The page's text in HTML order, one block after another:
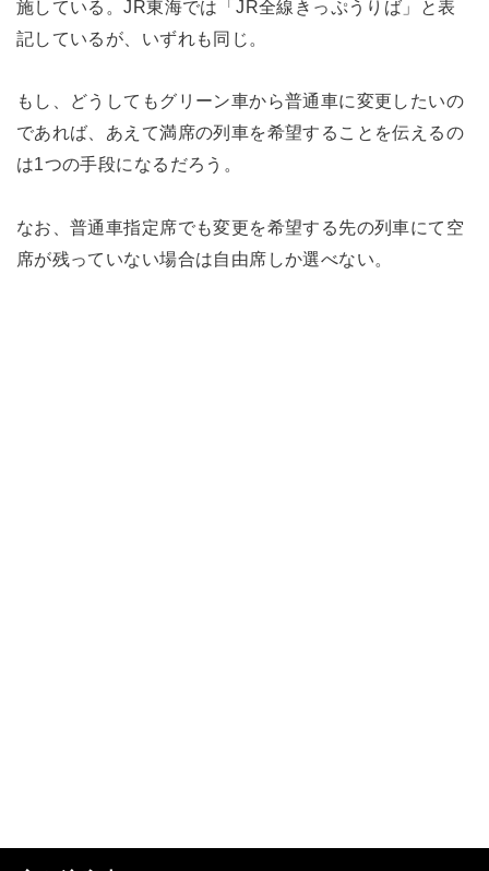
施している。JR東海では「JR全線きっぷうりば」と表
記しているが、いずれも同じ。
もし、どうしてもグリーン車から普通車に変更したいの
であれば、あえて満席の列車を希望することを伝えるの
は1つの手段になるだろう。
なお、普通車指定席でも変更を希望する先の列車にて空
席が残っていない場合は自由席しか選べない。